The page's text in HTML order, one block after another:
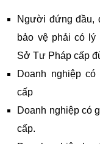
Người đứng đầu,
bảo vệ phải có lý
Sở Tư Pháp cấp
Doanh nghiệp
cấp
Doanh nghiệp có
cấp.